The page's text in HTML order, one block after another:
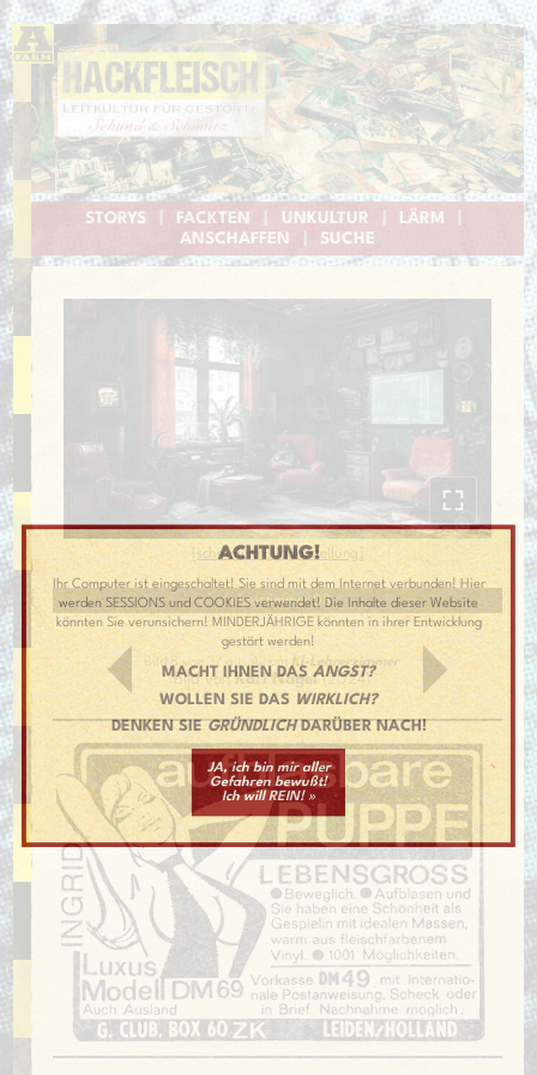
STORYS FACKTEN UNKULTUR LÄRM
ANSCHAFFEN
SUCHE
schmalere Bilddarstellung]
Lehrerzimmer 08
Bild 8 von 37 aus AlbumKI-Lehrerzimmer
Bild vonKarl Nagel(2024)
ACHTUNG!
Ihr Computer ist eingeschaltet! Sie sind mit dem Internet verbunden! Hier
werden SESSIONS und COOKIES verwendet! Die Inhalte dieser Website
könnten Sie verunsichern! MINDERJÄHRIGE könnten in ihrer Entwicklung
gestört werden!
MACHT IHNEN DAS ANGST?
WOLLEN SIE DAS
WIRKLICH?
DENKEN SIE GRÜNDLICHDARÜBER NACH!
JA, ich bin mir aller
Gefahren bewußt!
Ich will REIN! »